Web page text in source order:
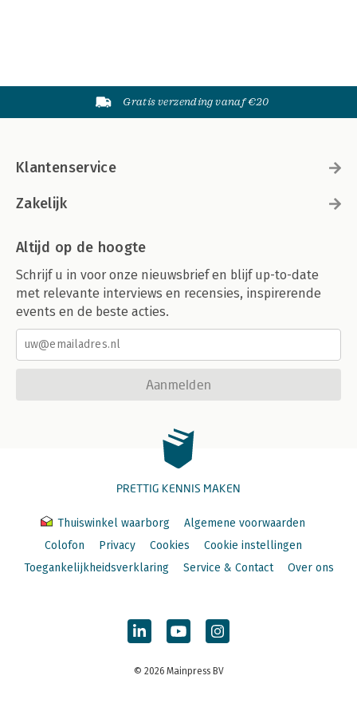
Gratis verzending vanaf €20
Klantenservice
Zakelijk
Altijd op de hoogte
Schrijf u in voor onze nieuwsbrief en blijf up-to-date
met relevante interviews en recensies, inspirerende
events en de beste acties.
Aanmelden
PRETTIG KENNIS MAKEN
Thuiswinkel waarborg
Algemene voorwaarden
Colofon
Privacy Cookies
Cookie instellingen
Toegankelijkheidsverklaring
Service & Contact Over ons
© 2026 Mainpress BV